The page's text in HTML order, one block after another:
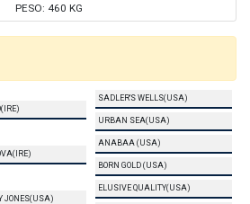
PESO: 460 KG
SADLER'S WELLS(USA)
URBAN SEA(USA)
ANABAA (USA)
BORN GOLD (USA)
JONES(USA)
ELUSIVE QUALITY(USA)